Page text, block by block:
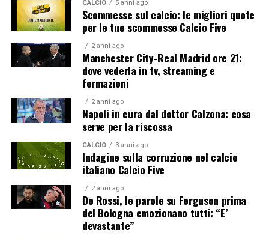
CALCIO 5 anni ago
Scommesse sul calcio: le migliori quote
per le tue scommesse Calcio Five
2 anni ago
Manchester City-Real Madrid ore 21:
dove vederla in tv, streaming e
formazioni
2 anni ago
Napoli in cura dal dottor Calzona: cosa
serve per la riscossa
CALCIO 3 anni ago
Indagine sulla corruzione nel calcio
italiano Calcio Five
2 anni ago
De Rossi, le parole su Ferguson prima
del Bologna emozionano tutti: “E’
devastante”